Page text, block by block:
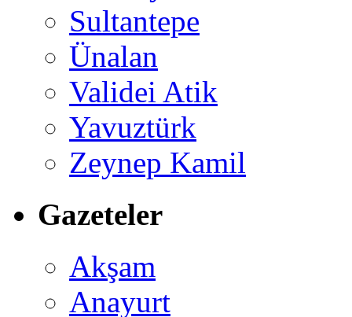
Sultantepe
Ünalan
Validei Atik
Yavuztürk
Zeynep Kamil
Gazeteler
Akşam
Anayurt